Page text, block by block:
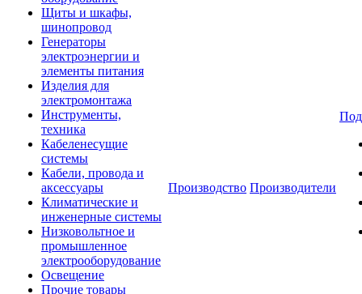
Щиты и шкафы,
шинопровод
Генераторы
электроэнергии и
элементы питания
Изделия для
электромонтажа
Инструменты,
техника
Кабеленесущие
системы
Кабели, провода и
аксессуары
Климатические и
инженерные системы
Низковольтное и
промышленное
электрооборудование
Освещение
Прочие товары
Производство Производители